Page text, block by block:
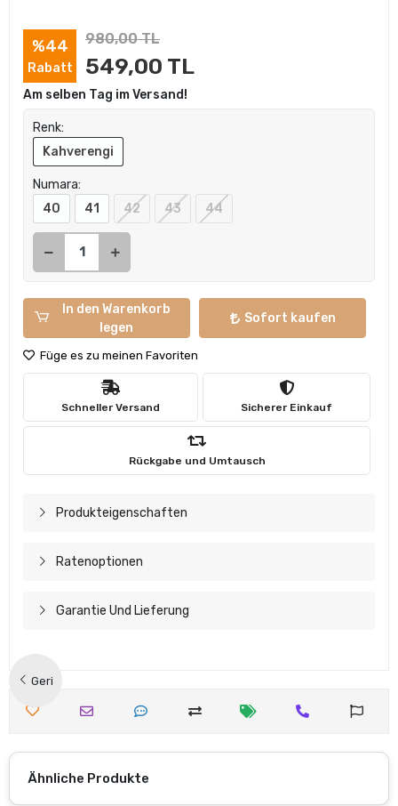
Geri
%44
Rabatt
980,00 TL
549,00 TL
Am selben Tag im Versand!
Renk:
Kahverengi
Numara:
40
41 42 43 44
In den Warenkorb
legen
Sofort kaufen
Füge es zu meinen Favoriten
Schneller Versand Sicherer Einkauf
Rückgabe und Umtausch
Produkteigenschaften
Ratenoptionen
Garantie Und Lieferung
Ähnliche Produkte